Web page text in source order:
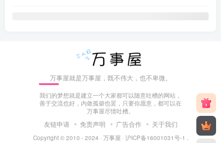
万事屋就是万事屋，既不伟大，也不卑微。
我们的梦想就是建立一个大家都可以随意吐槽的网站，
善于交流也好，内敛孤僻也罢，只要你愿意，都可以在
万事屋尽情吐槽。
友链申请 免责声明 广告合作 关于我们
Copyright © 2010 - 2024 · 万事屋 · 沪ICP备16001031号-1